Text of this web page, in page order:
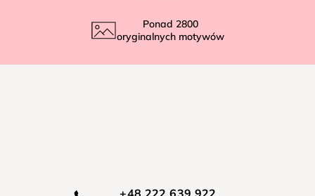
Ponad 2800
oryginalnych motywów